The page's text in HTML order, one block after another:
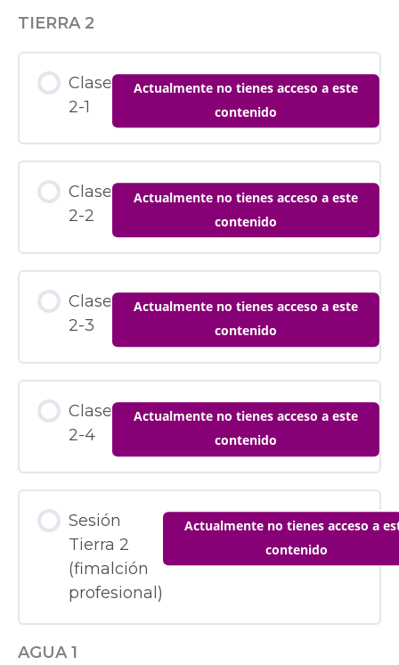
TIERRA 2
Clase
2-1
Actualmente no tienes acceso a este
contenido
Clase
2-2
Actualmente no tienes acceso a este
contenido
Clase
2-3
Actualmente no tienes acceso a este
contenido
Clase
2-4
Actualmente no tienes acceso a este
contenido
Sesión
Tierra 2
(fimalción
profesional)
Actualmente no tienes acceso a
contenido
AGUA 1